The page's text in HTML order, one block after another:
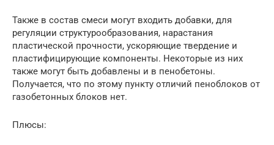
Также в состав смеси могут входить добавки, для
регуляции структурообразования, нарастания
пластической прочности, ускоряющие твердение и
пластифицирующие компоненты. Некоторые из них
также могут быть добавлены и в пенобетоны.
Получается, что по этому пункту отличий пеноблоков от
газобетонных блоков нет.
Плюсы: